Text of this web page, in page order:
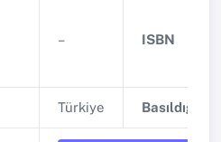
– ISBN
Türkiye Basıldığı